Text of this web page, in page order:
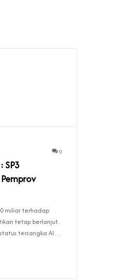
0
SP3
miliar terhadap
tetap berlanjut.
tersangka Al…